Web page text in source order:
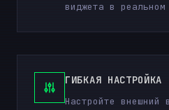
виджета в
ГИБКАЯ НАСТРОЙКА
Настройте внешний